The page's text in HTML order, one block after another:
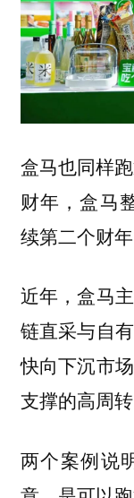
盒马也同样
财年，盒马
续第二个财
近年，盒马
链直采与自
快向下沉市
支撑的高周
两个案例说